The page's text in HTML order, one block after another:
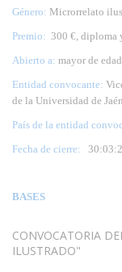
Género: Microrrelato
Premio: 300 €, diploma
Abierto a: mayor de edad
Entidad convocante:
de la Universidad de Jaén
País de la entidad
Fecha de cierre: 30
BASES
CONVOCATORIA
ILUSTRADO"